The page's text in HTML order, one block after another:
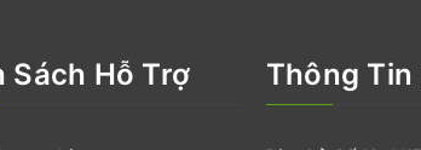
Sách Hỗ Trợ Thông Tin